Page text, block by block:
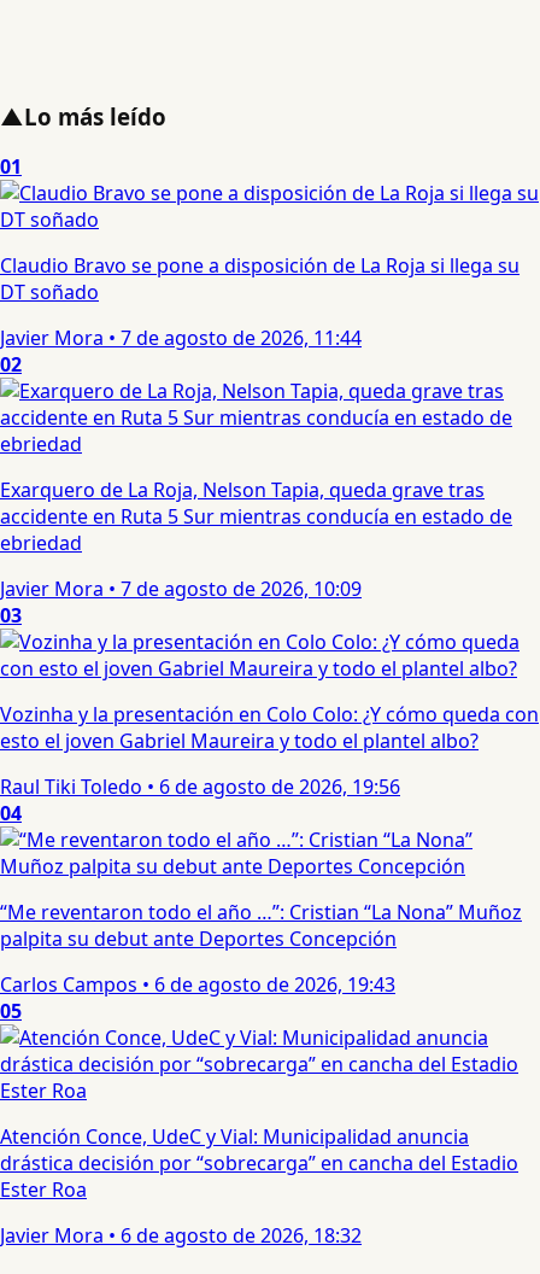
▲Lo más leído
01
Claudio Bravo se pone a disposición de La Roja si llega su
DT soñado
Javier Mora • 7 de agosto de 2026, 11:44
02
Exarquero de La Roja, Nelson Tapia, queda grave tras
accidente en Ruta 5 Sur mientras conducía en estado de
ebriedad
Javier Mora • 7 de agosto de 2026, 10:09
03
Vozinha y la presentación en Colo Colo: ¿Y cómo queda con
esto el joven Gabriel Maureira y todo el plantel albo?
Raul Tiki Toledo • 6 de agosto de 2026, 19:56
04
“Me reventaron todo el año …”: Cristian “La Nona” Muñoz
palpita su debut ante Deportes Concepción
Carlos Campos • 6 de agosto de 2026, 19:43
05
Atención Conce, UdeC y Vial: Municipalidad anuncia
drástica decisión por “sobrecarga” en cancha del Estadio
Ester Roa
Javier Mora • 6 de agosto de 2026, 18:32